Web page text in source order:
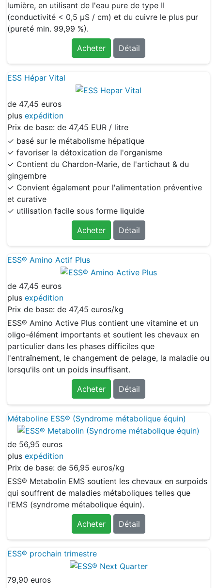
lumière, en utilisant de l'eau pure de type II
(conductivité < 0,5 μS / cm) et du cuivre le plus pur
(pureté min. 99,99 %).
Acheter
Détail
ESS Hépar Vital
de 47,45 euros
plus expédition
Prix de base: de 47,45 EUR / litre
✓ basé sur le métabolisme hépatique
✓ favoriser la détoxication de l'organisme
✓ Contient du Chardon-Marie, de l'artichaut & du
gingembre
✓ Convient également pour l'alimentation préventive
et curative
✓ utilisation facile sous forme liquide
Acheter
Détail
ESS® Amino Actif Plus
de 47,45 euros
plus expédition
Prix de base: de 47,45 euros/kg
ESS® Amino Active Plus contient une vitamine et un
oligo-élément importants et soutient les chevaux en
particulier dans les phases difficiles que
l'entraînement, le changement de pelage, la maladie ou
lorsqu'ils ont un poids insuffisant.
Acheter
Détail
Métaboline ESS® (Syndrome métabolique équin)
de 56,95 euros
plus expédition
Prix de base: de 56,95 euros/kg
ESS® Metabolin EMS soutient les chevaux en surpoids
qui souffrent de maladies métaboliques telles que
l'EMS (syndrome métabolique équin).
Acheter
Détail
ESS® prochain trimestre
79,90 euros